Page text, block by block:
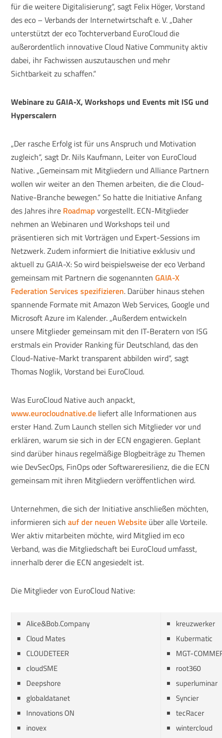
für die weitere Digitalisierung“, sagt Felix Höger, Vorstand
des eco – Verbands der Internetwirtschaft e. V. „Daher
unterstützt der eco Tochterverband EuroCloud die
außerordentlich innovative Cloud Native Community aktiv
dabei, ihr Fachwissen auszutauschen und mehr
Sichtbarkeit zu schaffen.“
Webinare zu GAIA-X, Workshops und Events mit ISG und
Hyperscalern
„Der rasche Erfolg ist für uns Anspruch und Motivation
zugleich“, sagt Dr. Nils Kaufmann, Leiter von EuroCloud
Native. „Gemeinsam mit Mitgliedern und Alliance Partnern
wollen wir weiter an den Themen arbeiten, die die Cloud-
Native-Branche bewegen.“ So hatte die Initiative Anfang
des Jahres ihre Roadmap vorgestellt. ECN-Mitglieder
nehmen an Webinaren und Workshops teil und
präsentieren sich mit Vorträgen und Expert-Sessions im
Netzwerk. Zudem informiert die Initiative exklusiv und
aktuell zu GAIA-X: So wird beispielsweise der eco Verband
gemeinsam mit Partnern die sogenanntenGAIA-X
Federation Services spezifizieren. Darüber hinaus stehen
spannende Formate mit Amazon Web Services, Google und
Microsoft Azure im Kalender. „Außerdem entwickeln
unsere Mitglieder gemeinsam mit den IT-Beratern von ISG
erstmals ein Provider Ranking für Deutschland, das den
Cloud-Native-Markt transparent abbilden wird“, sagt
Thomas Noglik, Vorstand bei EuroCloud.
Was EuroCloud Native auch anpackt,
www.eurocloudnative.de liefert alle Informationen aus
erster Hand. Zum Launch stellen sich Mitglieder vor und
erklären, warum sie sich in der ECN engagieren. Geplant
sind darüber hinaus regelmäßige Blogbeiträge zu Themen
wie DevSecOps, FinOps oder Softwareresilienz, die die ECN
gemeinsam mit ihren Mitgliedern veröffentlichen wird.
Unternehmen, die sich der Initiative anschließen möchten,
informieren sichauf der neuen Website über alle Vorteile.
Wer aktiv mitarbeiten möchte, wird Mitglied im eco
Verband, was die Mitgliedschaft bei EuroCloud umfasst,
innerhalb derer die ECN angesiedelt ist.
Die Mitglieder von EuroCloud Native:
Alice&Bob.Company
Cloud Mates
CLOUDETEER
cloudSME
Deepshore
globaldatanet
Innovations ON
inovex
kreuzwerker
Kubermatic
MGT-
root360
superluminar
Syncier
tecRacer
wintercloud